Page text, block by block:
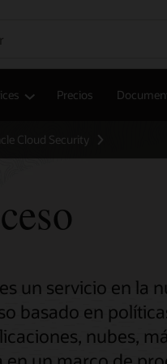
Precios
Cloud Security
un servicio en la
basado en
nubes,